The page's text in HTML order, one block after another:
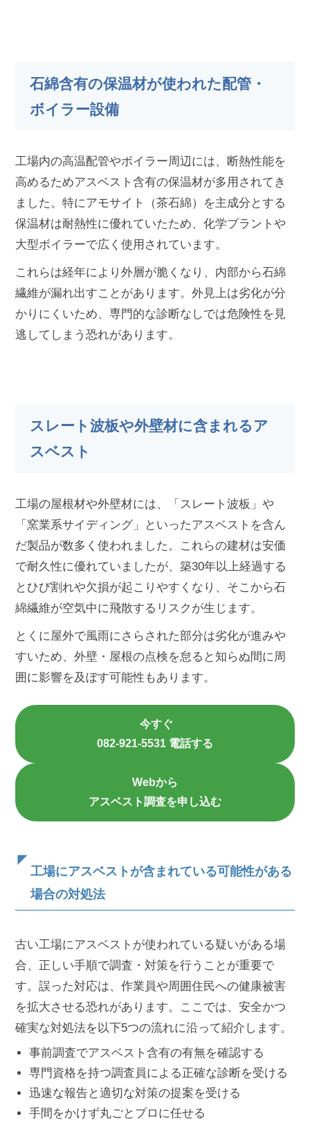
石綿含有の保温材が使われた配管・
ボイラー設備
工場内の高温配管やボイラー周辺には、断熱性能を
高めるためアスベスト含有の保温材が多用されてき
ました。特にアモサイト（茶石綿）を主成分とする
保温材は耐熱性に優れていたため、化学プラントや
大型ボイラーで広く使用されています。
これらは経年により外層が脆くなり、内部から石綿
繊維が漏れ出すことがあります。外見上は劣化が分
かりにくいため、専門的な診断なしでは危険性を見
逃してしまう恐れがあります。
スレート波板や外壁材に含まれるア
スベスト
工場の屋根材や外壁材には、「スレート波板」や
「窯業系サイディング」といったアスベストを含ん
だ製品が数多く使われました。これらの建材は安価
で耐久性に優れていましたが、築30年以上経過する
とひび割れや欠損が起こりやすくなり、そこから石
綿繊維が空気中に飛散するリスクが生じます。
とくに屋外で風雨にさらされた部分は劣化が進みや
すいため、外壁・屋根の点検を怠ると知らぬ間に周
囲に影響を及ぼす可能性もあります。
今すぐ
082-921-5531 電話する
Webから
アスベスト調査を申し込む
工場にアスベストが含まれている可能性がある
場合の対処法
古い工場にアスベストが使われている疑いがある場
合、正しい手順で調査・対策を行うことが重要で
す。誤った対応は、作業員や周囲住民への健康被害
を拡大させる恐れがあります。ここでは、安全かつ
確実な対処法を以下5つの流れに沿って紹介します。
事前調査でアスベスト含有の有無を確認する
専門資格を持つ調査員による正確な診断を受ける
迅速な報告と適切な対策の提案を受ける
手間をかけず丸ごとプロに任せる